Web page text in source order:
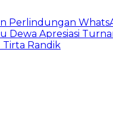
Perlindungan
Dewa Apresiasi
Tirta Randik